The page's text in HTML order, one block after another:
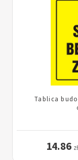
Tablica
14.86 zł